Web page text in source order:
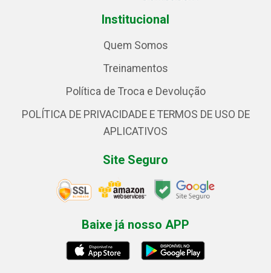
Institucional
Quem Somos
Treinamentos
Política de Troca e Devolução
POLÍTICA DE PRIVACIDADE E TERMOS DE USO DE
APLICATIVOS
Site Seguro
Baixe já nosso APP